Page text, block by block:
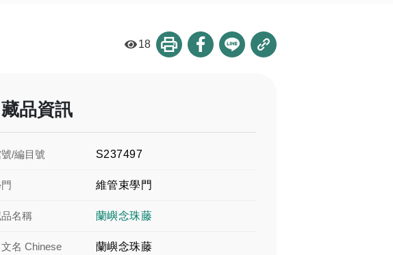
18
藏品資訊
/編目號 S237497
維管束學門
名稱 蘭嶼念珠藤
名 Chinese
蘭嶼念珠藤